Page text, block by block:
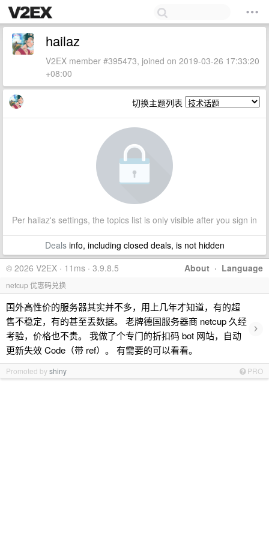
hailaz
V2EX member #395473, joined on 2019-03-26 17:33:20
+08:00
切换主题列表
Per hailaz's settings, the topics list is only visible after you sign in
Dealsinfo, including closed deals, is not hidden
About · Language
© 2026 V2EX · 11ms · 3.9.8.5
netcup 优惠码兑换
国外高性价的服务器其实并不多，用上几年才知道，有的超
售不稳定，有的甚至丢数据。 老牌德国服务器商 netcup 久经
考验，价格也不贵。 我做了个专门的折扣码 bot 网站，自动
更新失效 Code（带 ref）。 有需要的可以看看。
›
Promoted byshiny PRO